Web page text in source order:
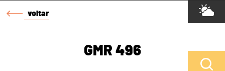
voltar
GMR 496